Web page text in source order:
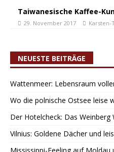
Taiwanesische Kaffee-
29. November 2017 Karsten-
NEUESTE BEITRÄGE
Wattenmeer: Lebensraum
Wo die polnische Ostsee leise
Der Hotelcheck: Das Weinberg
Vilnius: Goldene Dächer und